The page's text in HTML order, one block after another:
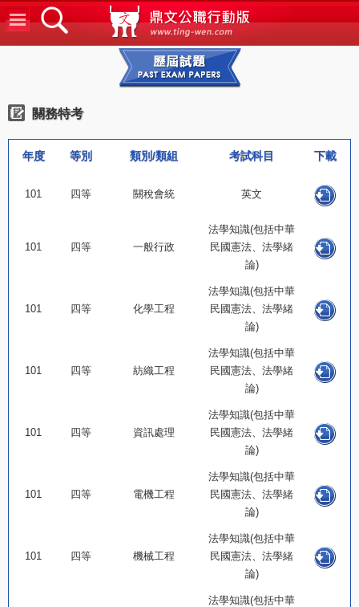
鼎文公
關務特考
年度 等別 類別/類組 考試科目 下載
101 四等 關稅會統 英文
101 四等 一般行政
法學知識(包括中華
民國憲法、法學緒
論)
101 四等 化學工程
法學知識(包括中華
民國憲法、法學緒
論)
101 四等 紡織工程
法學知識(包括中華
民國憲法、法學緒
論)
101 四等 資訊處理
法學知識(包括中華
民國憲法、法學緒
論)
101 四等 電機工程
法學知識(包括中華
民國憲法、法學緒
論)
101 四等 機械工程
法學知識(包括中華
民國憲法、法學緒
論)
法學知識(包括中華